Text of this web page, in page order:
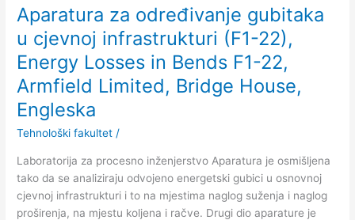
Aparatura za određivanje gubitaka
u cjevnoj infrastrukturi (F1-22),
Energy Losses in Bends F1-22,
Armfield Limited, Bridge House,
Engleska
Tehnološki fakultet /
Laboratorija za procesno inženjerstvo Aparatura je osmišlјena
tako da se analiziraju odvojeno energetski gubici u osnovnoj
cjevnoj infrastrukturi i to na mjestima naglog suženja i naglog
proširenja, na mjestu kolјena i račve. Drugi dio aparature je
22),
Energy
Losses
in
Bends
F1-
22,
Armfield
Bridge
House,
Engleska